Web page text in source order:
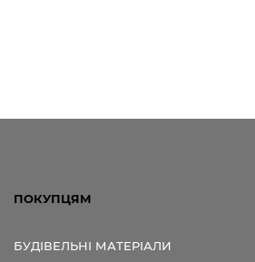
ПОКУПЦЯМ
БУДІВЕЛЬНІ МАТЕРІАЛИ